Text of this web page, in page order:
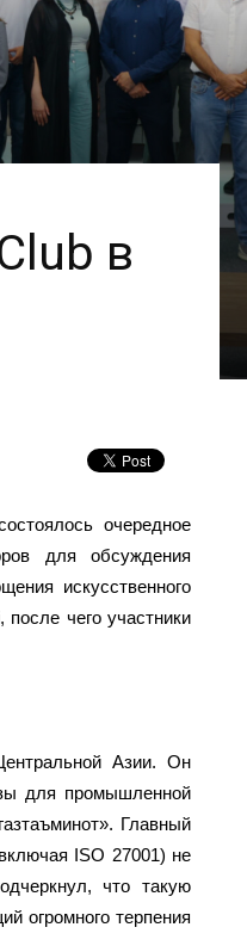
в
очередное
для обсуждения
искусственного
чего участники
Азии. Он
для промышленной
Главный
ISO 27001) не
что такую
огромного терпения